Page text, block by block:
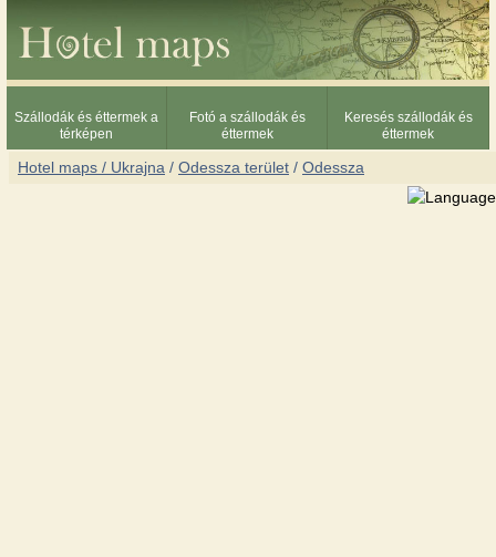
Szállodák és éttermek a
térképen
Fotó a szállodák és
éttermek
Keresés szállodák és
éttermek
Hotel maps / Ukrajna / Odessza terület / Odessza